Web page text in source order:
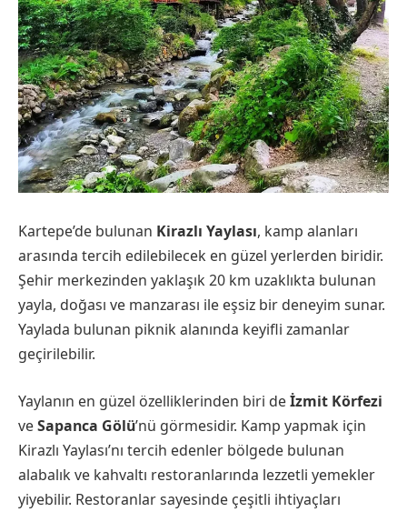
Kartepe’de bulunan Kirazlı Yaylası, kamp alanları
arasında tercih edilebilecek en güzel yerlerden biridir.
Şehir merkezinden yaklaşık 20 km uzaklıkta bulunan
yayla, doğası ve manzarası ile eşsiz bir deneyim sunar.
Yaylada bulunan piknik alanında keyifli zamanlar
geçirilebilir.
Yaylanın en güzel özelliklerinden biri deİzmit Körfezi
veSapanca Gölü’nü görmesidir. Kamp yapmak için
Kirazlı Yaylası’nı tercih edenler bölgede bulunan
alabalık ve kahvaltı restoranlarında lezzetli yemekler
yiyebilir. Restoranlar sayesinde çeşitli ihtiyaçları